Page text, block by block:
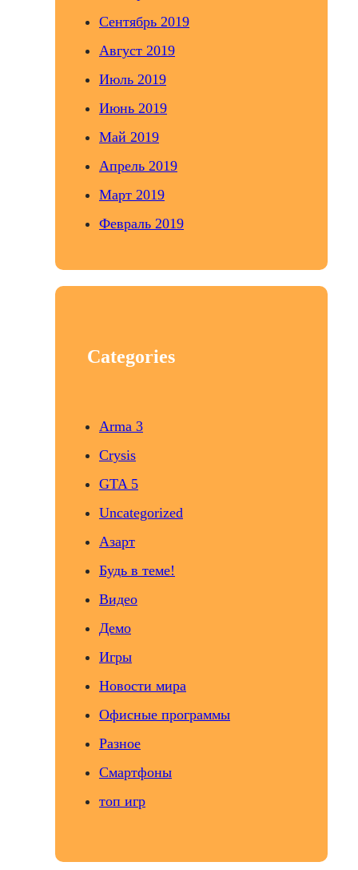
Сентябрь 2019
Август 2019
Июль 2019
Июнь 2019
Май 2019
Апрель 2019
Март 2019
Февраль 2019
Categories
Arma 3
Crysis
GTA 5
Uncategorized
Азарт
Будь в теме!
Видео
Демо
Игры
Новости мира
Офисные программы
Разное
Смартфоны
топ игр